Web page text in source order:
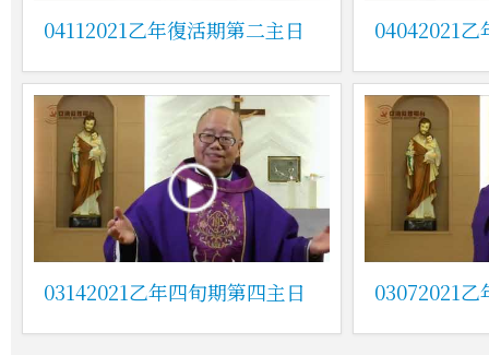
04112021乙年復活期第二主日 04042021乙
03142021乙年四旬期第四主日 03072021乙